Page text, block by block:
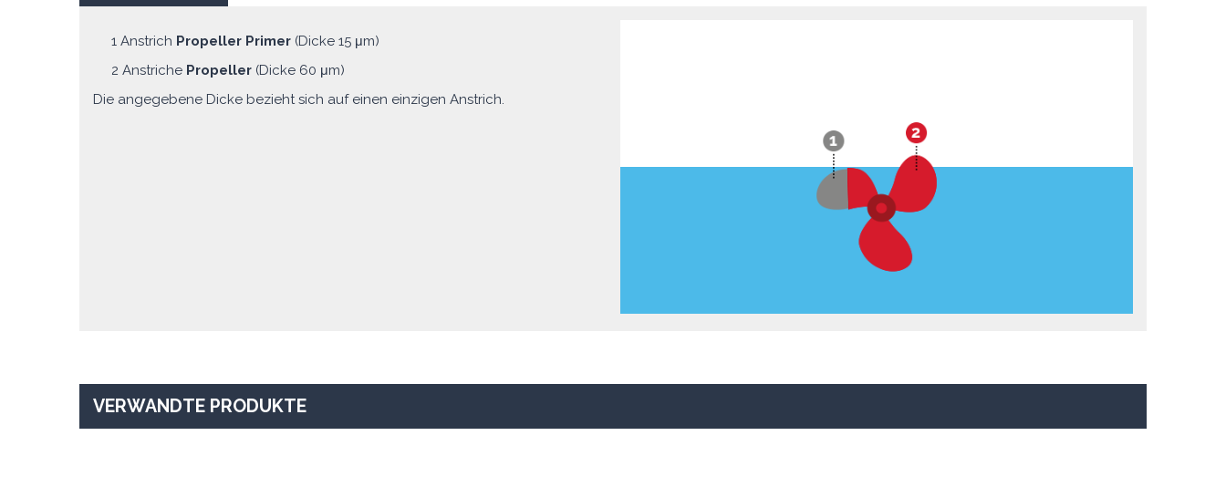
1 Anstrich Propeller Primer (Dicke 15 μm)
2 Anstriche Propeller (Dicke 60 μm)
Die angegebene Dicke bezieht sich auf einen einzigen Anstrich.
VERWANDTE PRODUKTE